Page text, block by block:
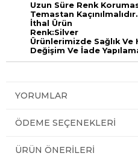
Uzun Süre Renk
Temastan Kaçınılmalıdır.
İthal Ürün
Renk:Silver
Ürünlerimizde Sağlık Ve
Değişim Ve İade
YORUMLAR
ÖDEME SEÇENEKLERI
ÜRÜN ÖNERILERI